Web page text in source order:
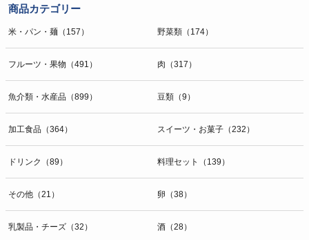
商品カテゴリー
米・パン・麺（157） 野菜類（174）
フルーツ・果物（491） 肉（317）
魚介類・水産品（899） 豆類（9）
加工食品（364） スイーツ・お菓子（232）
ドリンク（89） 料理セット（139）
その他（21） 卵（38）
乳製品・チーズ（32） 酒（28）